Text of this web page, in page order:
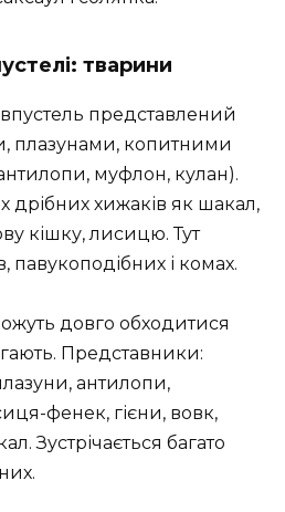
тварини
представлений
плазунами, копитними
муфлон, кулан).
дрібних хижаків як шакал,
кішку, лисицю. Тут
павукоподібних і комах.
довго обходитися
Представники:
антилопи,
фенек, гієни, вовк,
Зустрічається багато